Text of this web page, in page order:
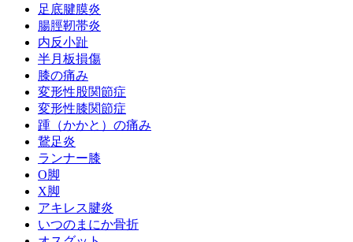
足底腱膜炎
腸脛靭帯炎
内反小趾
半月板損傷
膝の痛み
変形性股関節症
変形性膝関節症
踵（かかと）の痛み
鵞足炎
ランナー膝
O脚
X脚
アキレス腱炎
いつのまにか骨折